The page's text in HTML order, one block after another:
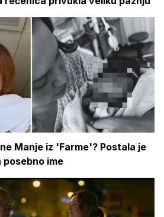
Manje iz 'Farme'? Postala je
posebno ime